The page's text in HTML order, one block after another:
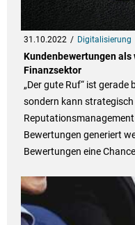
31.10.2022 Digitalisierung
Kundenbewertungen
Finanzsektor
„Der gute Ruf“ ist gerade
sondern kann
Bewertungen generiert
Bewertungen eine